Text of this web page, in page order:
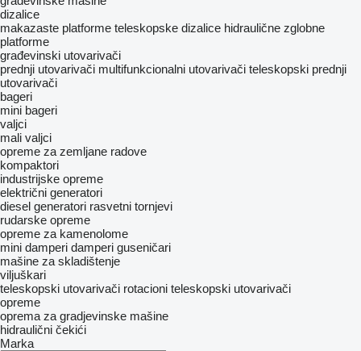
dizalice
makazaste platforme teleskopske dizalice hidraulične zglobne
platforme
građevinski utovarivači
prednji utovarivači multifunkcionalni utovarivači teleskopski prednji
utovarivači
bageri
mini bageri
valjci
mali valjci
opreme za zemljane radove
kompaktori
industrijske opreme
električni generatori
diesel generatori rasvetni tornjevi
rudarske opreme
opreme za kamenolome
mini damperi damperi guseničari
mašine za skladištenje
viljuškari
teleskopski utovarivači rotacioni teleskopski utovarivači
opreme
oprema za gradjevinske mašine
hidraulični čekići
Marka